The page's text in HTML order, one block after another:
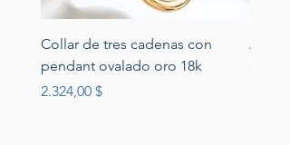
Collar de tres cadenas con
pendant ovalado oro 18k
Preis
2.324,00 $